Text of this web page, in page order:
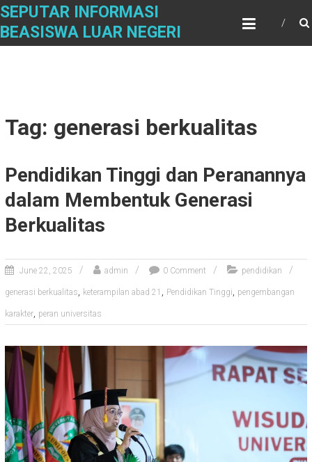
Skip
content
SEPUTAR INFORMASI
BEASISWA LUAR NEGERI
Tag: generasi berkualitas
Pendidikan Tinggi dan Peranannya
dalam Membentuk Generasi
Berkualitas
June 22, 2025 admin 0 Comment pendidikan
generasi berkualitas, keterampilan abad 21 , Pendidikan Tinggi, pengembangan
karakter, peran universitas